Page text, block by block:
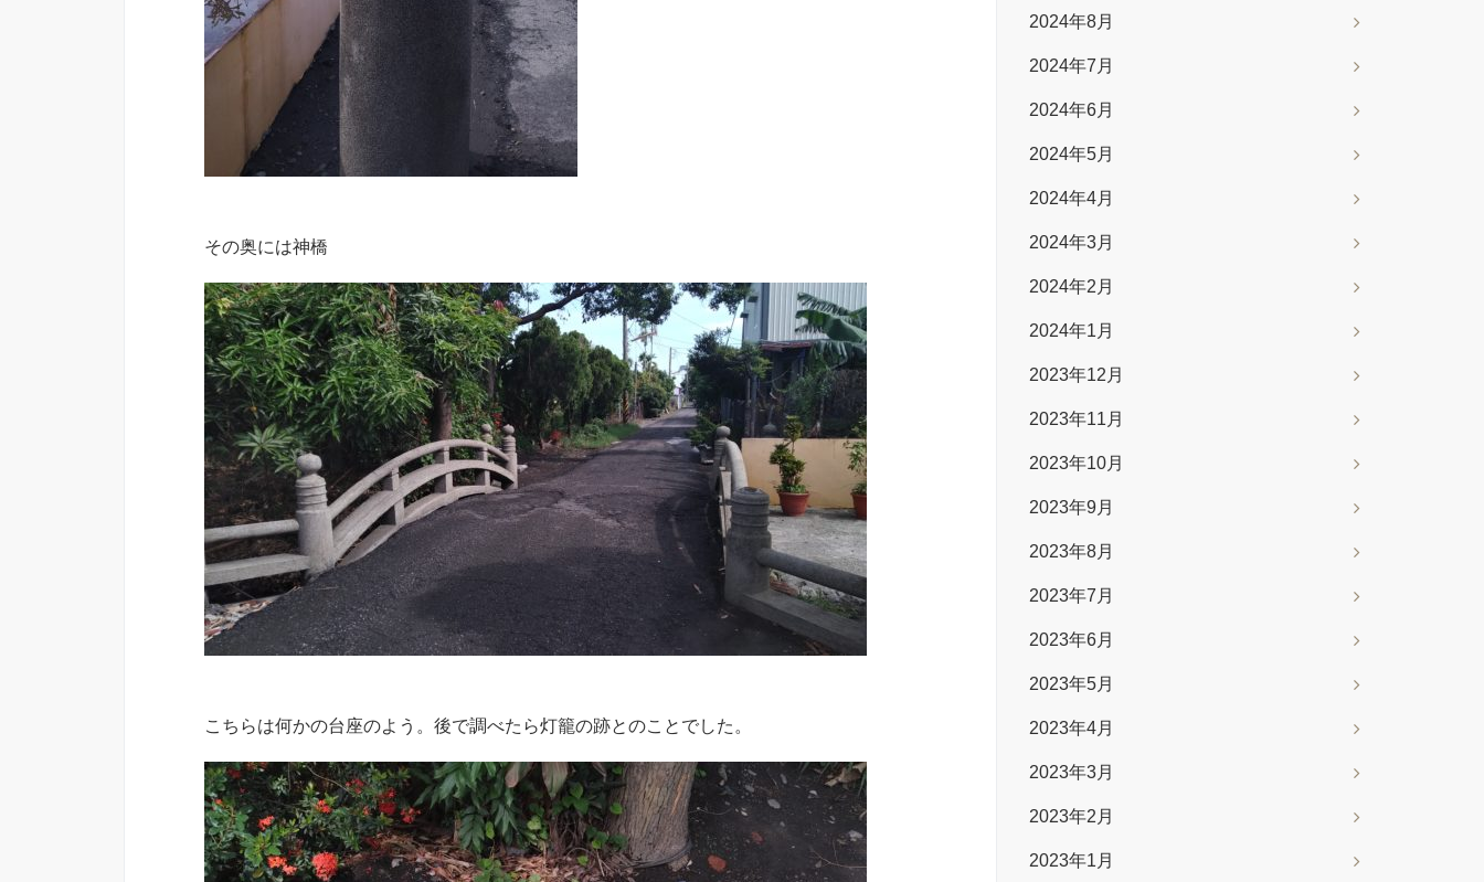
その奥には神橋
こちらは何かの台座のよう。後で調べたら灯籠の跡とのことでした。
2024年8月
2024年7月
2024年6月
2024年5月
2024年4月
2024年3月
2024年2月
2024年1月
2023年12月
2023年11月
2023年10月
2023年9月
2023年8月
2023年7月
2023年6月
2023年5月
2023年4月
2023年3月
2023年2月
2023年1月